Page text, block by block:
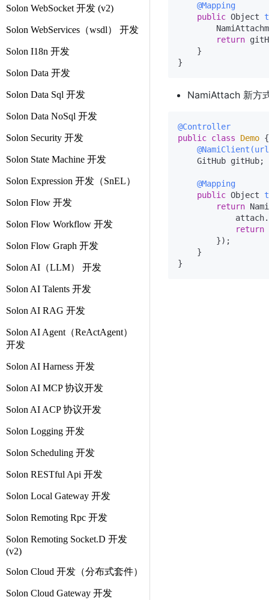
Solon WebSocket 开发 (v2)
Solon WebServices（wsdl） 开发
Solon I18n 开发
Solon Data 开发
Solon Data Sql 开发
Solon Data NoSql 开发
Solon Security 开发
Solon State Machine 开发
Solon Expression 开发（SnEL）
Solon Flow 开发
Solon Flow Workflow 开发
Solon Flow Graph 开发
Solon AI（LLM） 开发
Solon AI Talents 开发
Solon AI RAG 开发
Solon AI Agent（ReActAgent）
开发
Solon AI Harness 开发
Solon AI MCP 协议开发
Solon AI ACP 协议开发
Solon Logging 开发
Solon Scheduling 开发
Solon RESTful Api 开发
Solon Local Gateway 开发
Solon Remoting Rpc 开发
Solon Remoting Socket.D 开发
(v2)
Solon Cloud 开发（分布式套件）
Solon Cloud Gateway 开发
@Mapping
public Object
return
    }
NamiAttach 新方
@Controller
public class Demo {
    GitHub gitHub;
@Mapping
public Object
return
return
        });
    }